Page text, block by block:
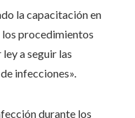
la capacitación en
procedimientos
a seguir las
infecciones».
durante los